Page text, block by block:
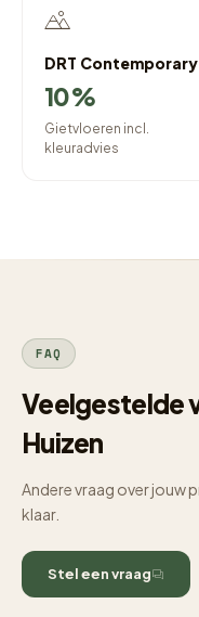
DRT Contemporary
10%
Gietvloeren incl.
kleuradvies
FAQ
Veelgestelde
Huizen
Andere vraag over jouw
klaar.
Stel een vraag